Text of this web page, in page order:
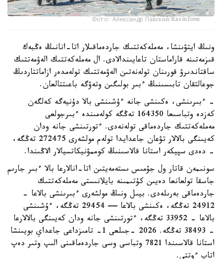
Фото: Александр Павский/Kazinform
ونىڭ ايتۋىنشا، مەملەكەتتىك جاردەماقىلار اتا-انانىڭ ەڭبەك
قىزمەتىنە قاراماستان تاعايىندالادى. ال مەملەكەتتىك الەۋمەتتىك
ساقتاندىرۋ قورىنان تولەنەتىن الەۋمەتتىك تولەمدەر ازاماتتاردىڭ
جوعالتقان تابىسىنىڭ ءبىر بولىگىن وتەۋگە باعىتتالعان.
- ءبىرىنشى، ەكىنشى جانە ءۇشىنشى بالا دۇنيەگە كەلگەن
كەزدە وتباسىعا 164350 تەڭگە كولەمىندە ءبىرجولعى
مەملەكەتتىك جاردەماقى تولەنەدى. ءتورتىنشى جانە ودان
كەيىنگى بالالار تۋعان جاعدايدا تولەم مولشەرى 272475 تەڭگە،
- دەدى سپيكەر استانا قالاسىنىڭ كوممۋنيكاتسيالار الاڭىندا.
سونىمەن قاتار ول جۇمىس ىستەمەيتىن اتا-انالارعا بالا ءبىر جارىم
جاسقا تولعانعا دەيىن كۇتىمىنە بايلانىستى مەملەكەتتىك
جاردەماقى بەرىلەدى. بيىل ونىڭ مولشەرى ءبىرىنشى بالاعا -
24912 تەڭگە، ەكىنشى بالاعا — 29454 تەڭگە، ءۇشىنشى
بالاعا - 33952 تەڭگە، ءتورتىنشى جانە ودان كەيىنگى بالالارعا
- 38493 تەڭگە. 2026 -جىلعى 1- تامىزداعى جاعداي بويىنشا
استانا قالاسىندا 7821 وتباسى وسى جاردەماقىنى الىپ وتىر دەپ